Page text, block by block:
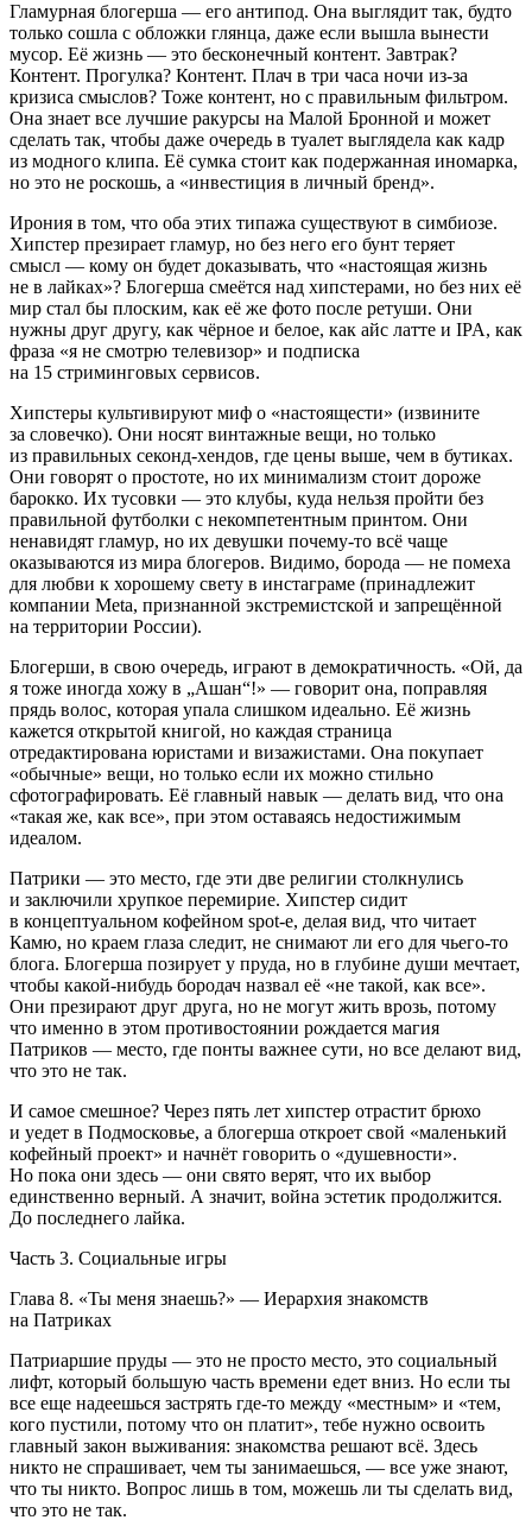
Гламурная блогерша — его антипод. Она выглядит так, будто
только сошла с обложки глянца, даже если вышла вынести
мусор. Её жизнь — это бесконечный контент. Завтрак?
Контент. Прогулка? Контент. Плач в три часа ночи из-за
кризиса смыслов? Тоже контент, но с правильным фильтром.
Она знает все лучшие ракурсы на Малой Бронной и может
сделать так, чтобы даже очередь в туалет выглядела как кадр
из модного клипа. Её сумка стоит как подержанная иномарка,
но это не роскошь, а «инвестиция в личный бренд».
Ирония в том, что оба этих типажа существуют в симбиозе.
Хипстер презирает гламур, но без него его бунт теряет
смысл — кому он будет доказывать, что «настоящая жизнь
не в лайках»? Блогерша смеётся над хипстерами, но без них её
мир стал бы плоским, как её же фото после ретуши. Они
нужны друг другу, как чёрное и белое, как айс латте и IPA, как
фраза «я не смотрю телевизор» и подписка
на 15 стриминговых сервисов.
Хипстеры культивируют миф о «настоящести» (извините
за словечко). Они носят винтажные вещи, но только
из правильных секонд-хендов, где цены выше, чем в бутиках.
Они говорят о простоте, но их минимализм стоит дороже
барокко. Их тусовки — это клубы, куда нельзя пройти без
правильной футболки с некомпетентным принтом. Они
ненавидят гламур, но их девушки почему-то всё чаще
оказываются из мира блогеров. Видимо, борода — не помеха
для любви к хорошему свету в инстаграме (принадлежит
компании Meta, признанной экстремистской и запрещённой
на территории России).
Блогерши, в свою очередь, играют в демократичность. «Ой, да
я тоже иногда хожу в „Ашан“!» — говорит она, поправляя
прядь волос, которая упала слишком идеально. Её жизнь
кажется открытой книгой, но каждая страница
отредактирована юристами и визажистами. Она покупает
«обычные» вещи, но только если их можно стильно
сфотографировать. Её главный навык — делать вид, что она
«такая же, как все», при этом оставаясь недостижимым
идеалом.
Патрики — это место, где эти две религии столкнулись
и заключили хрупкое перемирие. Хипстер сидит
в концептуальном кофейном spot-е, делая вид, что читает
Камю, но краем глаза следит, не снимают ли его для чьего-то
блога. Блогерша позирует у пруда, но в глубине души мечтает,
чтобы какой-нибудь бородач назвал её «не такой, как все».
Они презирают друг друга, но не могут жить врозь, потому
что именно в этом противостоянии рождается магия
Патриков — место, где понты важнее сути, но все делают вид,
что это не так.
И самое смешное? Через пять лет хипстер отрастит брюхо
и уедет в Подмосковье, а блогерша откроет свой «маленький
кофейный проект» и начнёт говорить о «душевности».
Но пока они здесь — они свято верят, что их выбор
единственно верный. А значит, война эстетик продолжится.
До последнего лайка.
Часть 3. Социальные игры
Глава 8. «Ты меня знаешь?» — Иерархия знакомств
на Патриках
Патриаршие пруды — это не просто место, это социальный
лифт, который большую часть времени едет вниз. Но если ты
все еще надеешься застрять где-то между «местным» и «тем,
кого пустили, потому что он платит», тебе нужно освоить
главный закон выживания: знакомства решают всё. Здесь
никто не спрашивает, чем ты занимаешься, — все уже знают,
что ты никто. Вопрос лишь в том, можешь ли ты сделать вид,
что это не так.